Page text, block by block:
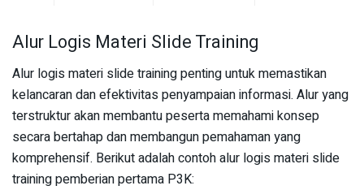
Alur Logis Materi Slide Training
Alur logis materi slide training penting untuk memastikan
kelancaran dan efektivitas penyampaian informasi. Alur yang
terstruktur akan membantu peserta memahami konsep
secara bertahap dan membangun pemahaman yang
komprehensif. Berikut adalah contoh alur logis materi slide
training pemberian pertama P3K: